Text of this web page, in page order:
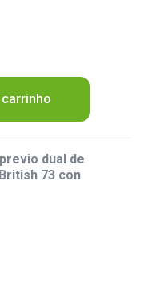
dual de
73 con